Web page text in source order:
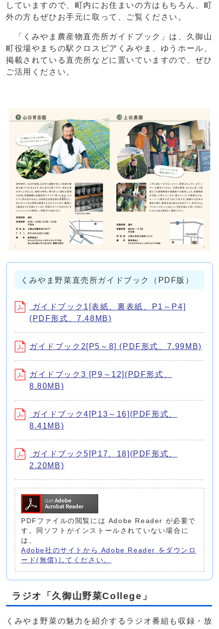
していますので、町内にお住まいの方はもちろん、町
外の方もぜひお手元に取って、ご覧ください。
「くみやま農産物直売所ガイドブック」は、久御山
町役場やまちの駅クロスピアくみやま、ゆうホール、
掲載されている直売所などに置いていますので、ぜひ
ご活用ください。
くみやま野菜直売所ガイドブック（PDF版）
ガイドブック1[表紙、裏表紙、P1～P4]
(PDF形式、7.48MB)
ガイドブック2[P5～8] (PDF形式、7.99MB)
ガイドブック3 [P9～12](PDF形式、
8.80MB)
ガイドブック4[P13～16](PDF形式、
8.41MB)
ガイドブック5[P17、18](PDF形式、
2.20MB)
PDFファイルの閲覧には Adobe Reader が必要で
す。同ソフトがインストールされていない場合に
は、
Adobe社のサイトから Adobe Reader をダウンロ
ード(無償)してください。
ラジオ「久御山野菜College」
くみやま野菜の魅力を紹介するラジオ番組も収録・放